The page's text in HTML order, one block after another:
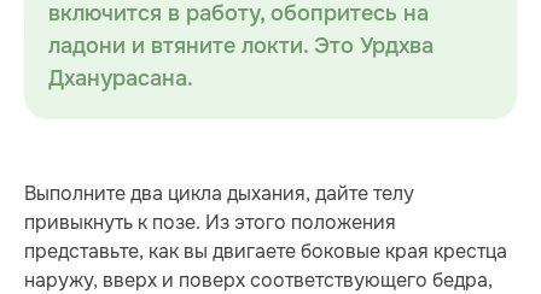
включится в работу, обопритесь на
ладони и втяните локти. Это Урдхва
Дханурасана.
Выполните два цикла дыхания, дайте телу
привыкнуть к позе. Из этого положения
представьте, как вы двигаете боковые края крестца
наружу, вверх и поверх соответствующего бедра,